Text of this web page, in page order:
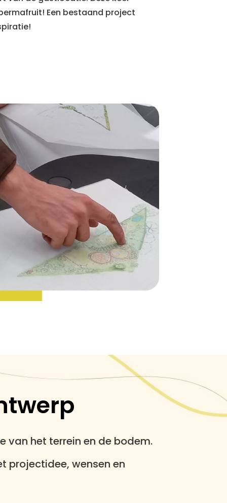
Een bestaand project
van het terrein en de bodem.
projectidee, wensen en